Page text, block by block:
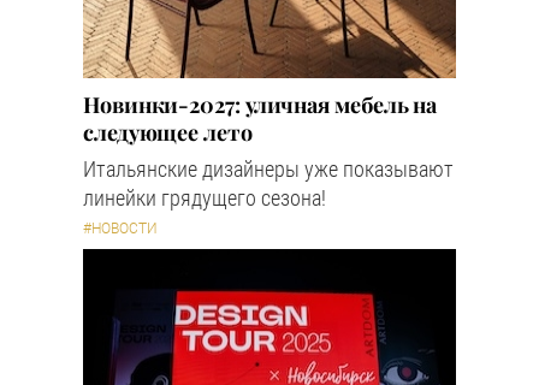
Новинки-2027: уличная мебель на
следующее лето
Итальянские дизайнеры уже показывают
линейки грядущего сезона!
#НОВОСТИ